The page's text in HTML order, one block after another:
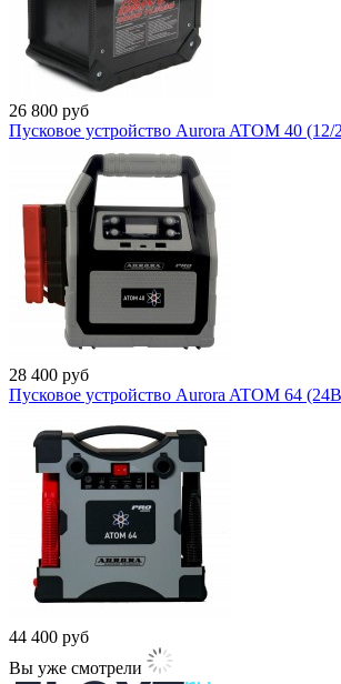
26 800 руб
Пусковое устройство Aurora ATOM 40 (12/
28 400 руб
Пусковое устройство Aurora ATOM 64
44 400 руб
Вы уже смотрели